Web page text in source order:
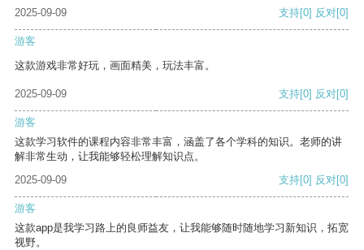
2025-09-09
支持[0] 反对[0]
游客
这款游戏非常好玩，画面精美，玩法丰富。
2025-09-09 支持[0] 反对[0]
游客
这款学习软件的课程内容非常丰富，涵盖了各个学科的知识。老师的讲
解非常生动，让我能够轻松理解知识点。
2025-09-09
支持[0] 反对[0]
游客
这款app是我学习路上的良师益友，让我能够随时随地学习新知识，拓宽
视野。